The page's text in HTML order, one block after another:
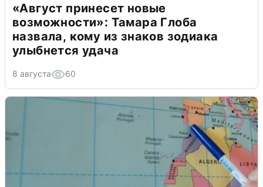
«Август принесет новые
возможности»: Тамара Глоба
назвала, кому из знаков зодиака
улыбнется удача
8 августа 60